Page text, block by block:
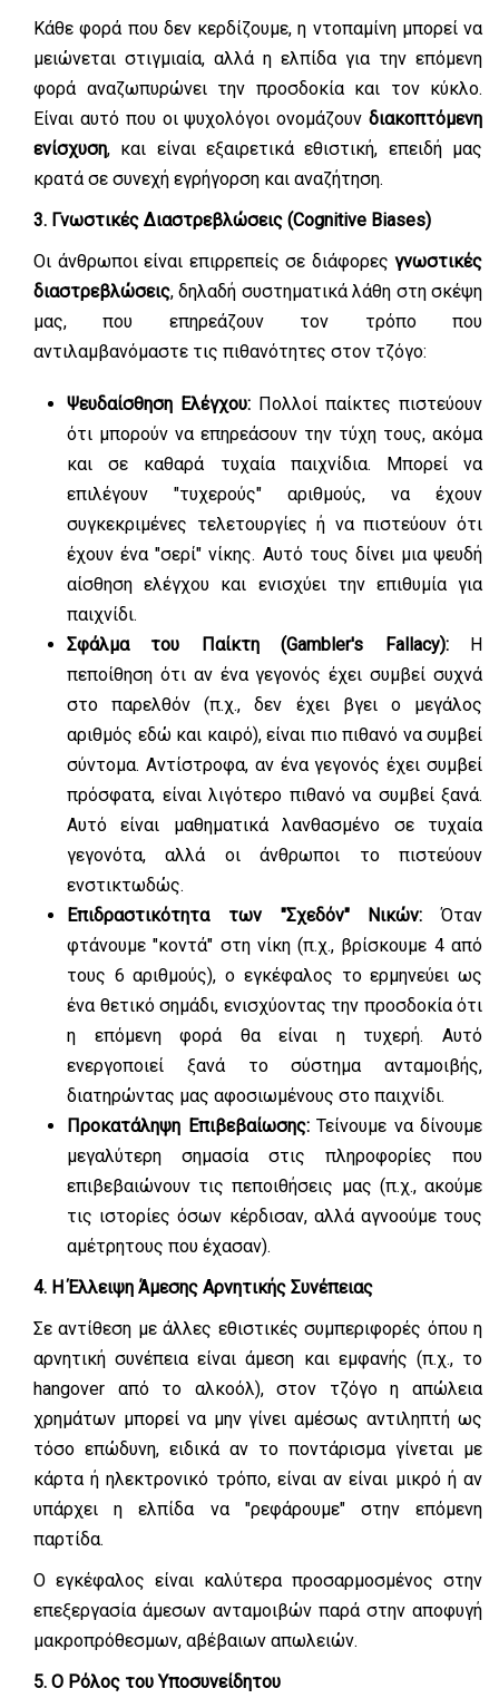
Κάθε φορά που δεν κερδίζουμε, η ντοπαμίνη μπορεί να
μειώνεται στιγμιαία, αλλά η ελπίδα για την επόμενη
φορά αναζωπυρώνει την προσδοκία και τον κύκλο.
Είναι αυτό που οι ψυχολόγοι ονομάζουν διακοπτόμενη
ενίσχυση, και είναι εξαιρετικά εθιστική, επειδή μας
κρατά σε συνεχή εγρήγορση και αναζήτηση.
3. Γνωστικές Διαστρεβλώσεις (Cognitive Biases)
Οι άνθρωποι είναι επιρρεπείς σε διάφορες γνωστικές
διαστρεβλώσεις, δηλαδή συστηματικά λάθη στη σκέψη
μας, που επηρεάζουν τον τρόπο που
αντιλαμβανόμαστε τις πιθανότητες στον τζόγο:
Ψευδαίσθηση Ελέγχου: Πολλοί παίκτες πιστεύουν
ότι μπορούν να επηρεάσουν την τύχη τους, ακόμα
και σε καθαρά τυχαία παιχνίδια. Μπορεί να
επιλέγουν "τυχερούς" αριθμούς, να έχουν
συγκεκριμένες τελετουργίες ή να πιστεύουν ότι
έχουν ένα "σερί" νίκης. Αυτό τους δίνει μια ψευδή
αίσθηση ελέγχου και ενισχύει την επιθυμία για
παιχνίδι.
Σφάλμα του Παίκτη (Gambler's Fallacy):Η
πεποίθηση ότι αν ένα γεγονός έχει συμβεί συχνά
στο παρελθόν (π.χ., δεν έχει βγει ο μεγάλος
αριθμός εδώ και καιρό), είναι πιο πιθανό να συμβεί
σύντομα. Αντίστροφα, αν ένα γεγονός έχει συμβεί
πρόσφατα, είναι λιγότερο πιθανό να συμβεί ξανά.
Αυτό είναι μαθηματικά λανθασμένο σε τυχαία
γεγονότα, αλλά οι άνθρωποι το πιστεύουν
ενστικτωδώς.
Επιδραστικότητα των "Σχεδόν" Νικών: Όταν
φτάνουμε "κοντά" στη νίκη (π.χ., βρίσκουμε 4 από
τους 6 αριθμούς), ο εγκέφαλος το ερμηνεύει ως
ένα θετικό σημάδι, ενισχύοντας την προσδοκία ότι
η επόμενη φορά θα είναι η τυχερή. Αυτό
ενεργοποιεί ξανά το σύστημα ανταμοιβής,
διατηρώντας μας αφοσιωμένους στο παιχνίδι.
Προκατάληψη Επιβεβαίωσης:Τείνουμε να δίνουμε
μεγαλύτερη σημασία στις πληροφορίες που
επιβεβαιώνουν τις πεποιθήσεις μας (π.χ., ακούμε
τις ιστορίες όσων κέρδισαν, αλλά αγνοούμε τους
αμέτρητους που έχασαν).
4. Η Έλλειψη Άμεσης Αρνητικής Συνέπειας
Σε αντίθεση με άλλες εθιστικές συμπεριφορές όπου η
αρνητική συνέπεια είναι άμεση και εμφανής (π.χ., το
hangover από το αλκοόλ), στον τζόγο η απώλεια
χρημάτων μπορεί να μην γίνει αμέσως αντιληπτή ως
τόσο επώδυνη, ειδικά αν το ποντάρισμα γίνεται με
κάρτα ή ηλεκτρονικό τρόπο, είναι αν είναι μικρό ή αν
υπάρχει η ελπίδα να "ρεφάρουμε" στην επόμενη
παρτίδα.
Ο εγκέφαλος είναι καλύτερα προσαρμοσμένος στην
επεξεργασία άμεσων ανταμοιβών παρά στην αποφυγή
μακροπρόθεσμων, αβέβαιων απωλειών.
5. Ο Ρόλος του Υποσυνείδητου